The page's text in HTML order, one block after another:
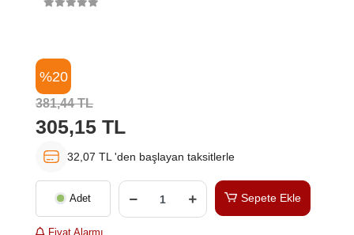
%20
381,44 TL
305,15 TL
32,07 TL 'den başlayan taksitlerle
Adet Sepete Ekle
Fiyat Alarmı